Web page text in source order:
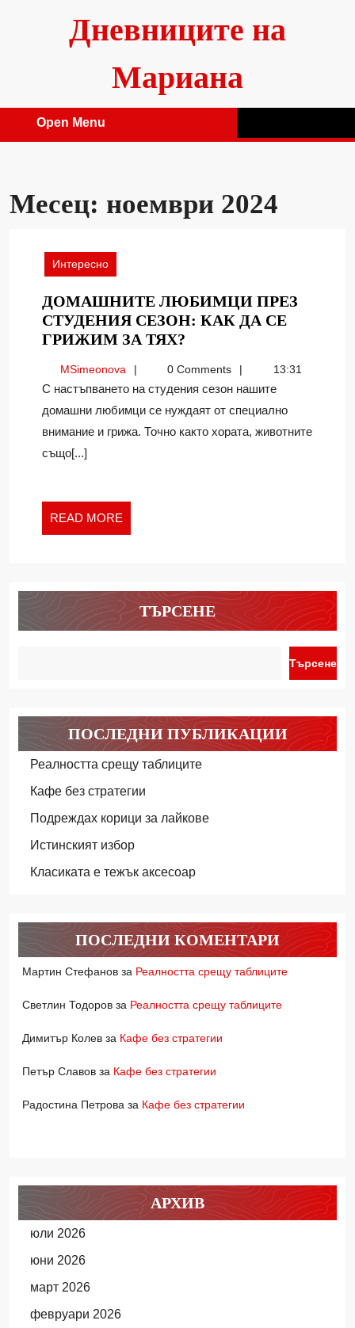
Дневниците на
Мариана
Open Menu
Месец: ноември 2024
Интересно
ДОМАШНИТЕ ЛЮБИМЦИ ПРЕЗ
СТУДЕНИЯ СЕЗОН: КАК ДА СЕ
ГРИЖИМ ЗА ТЯХ?
ПРЕЗ
СТУДЕНИЯ
СЕЗОН:
КАК
MSimeonovaMSimeonova0 Comments 13:31
С настъпването на студения сезон нашите
домашни любимци се нуждаят от специално
внимание и грижа. Точно както хората, животните
също[...]
READ MORE
MORE
ТЪРСЕНЕ
Търсене
ПОСЛЕДНИ ПУБЛИКАЦИИ
Реалността срещу таблиците
Кафе без стратегии
Подреждах корици за лайкове
Истинският избор
Класиката е тежък аксесоар
ПОСЛЕДНИ КОМЕНТАРИ
Мартин Стефанов за Реалността срещу таблиците
Светлин Тодоров за Реалността срещу таблиците
Димитър Колев за Кафе без стратегии
Петър Славов за Кафе без стратегии
Радостина Петрова за Кафе без стратегии
АРХИВ
юли 2026
юни 2026
март 2026
февруари 2026